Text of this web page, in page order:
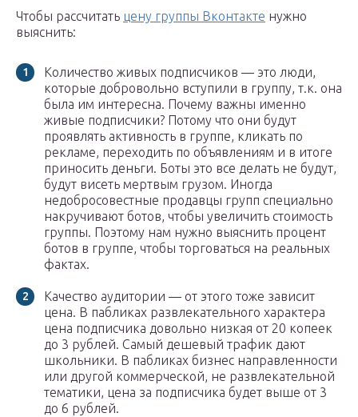
Чтобы рассчитать цену группы Вконтакте нужно
выяснить:
Количество живых подписчиков — это люди,
которые добровольно вступили в группу, т.к. она
была им интересна. Почему важны именно
живые подписчики? Потому что они будут
проявлять активность в группе, кликать по
рекламе, переходить по объявлениям и в итоге
приносить деньги. Боты это все делать не будут,
будут висеть мертвым грузом. Иногда
недобросовестные продавцы групп специально
накручивают ботов, чтобы увеличить стоимость
группы. Поэтому нам нужно выяснить процент
ботов в группе, чтобы торговаться на реальных
фактах.
Качество аудитории — от этого тоже зависит
цена. В пабликах развлекательного характера
цена подписчика довольно низкая от 20 копеек
до 3 рублей. Самый дешевый трафик дают
школьники. В пабликах бизнес направленности
или другой коммерческой, не развлекательной
тематики, цена за подписчика будет выше от 3
до 6 рублей.